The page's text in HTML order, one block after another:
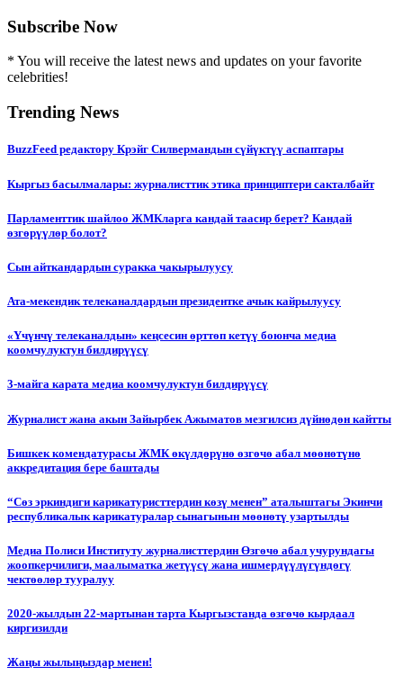
Subscribe Now
* You will receive the latest news and updates on your favorite
celebrities!
Trending News
BuzzFeed редактору Крэйг Силвермандын сүйүктүү аспаптары
Кыргыз басылмалары: журналисттик этика принциптери сакталбайт
Парламенттик шайлоо ЖМКларга кандай таасир берет? Кандай
өзгөрүүлөр болот?
Сын айткандардын суракка чакырылуусу
Ата-мекендик телеканалдардын президентке ачык кайрылуусу
«Үчүнчү телеканалдын» кеңсесин өрттөп кетүү боюнча медиа
коомчулуктун билдирүүсү
3-майга карата медиа коомчулуктун билдирүүсү
Журналист жана акын Зайырбек Ажыматов мезгилсиз дүйнөдөн кайтты
Бишкек комендатурасы ЖМК өкүлдөрүнө өзгөчө абал мөөнөтүнө
аккредитация бере баштады
“Сөз эркиндиги карикатуристтердин көзү менен” аталыштагы Экинчи
республикалык карикатуралар сынагынын мөөнөтү узартылды
Медиа Полиси Институту журналисттердин Өзгөчө абал учурундагы
жоопкерчилиги, маалыматка жетүүсү жана ишмердүүлүгүндөгү
чектөөлөр тууралуу
2020-жылдын 22-мартынан тарта Кыргызстанда өзгөчө кырдаал
киргизилди
Жаңы жылыңыздар менен!